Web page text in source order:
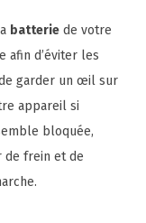
batterie de votre
afin d’éviter les
garder un œil sur
appareil si
bloquée,
de frein et de